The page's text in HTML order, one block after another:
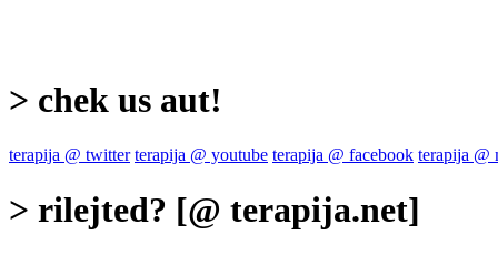
> chek us aut!
terapija @ twitter terapija @ youtube terapija @ facebook terapija @
> rilejted? [@ terapija.net]